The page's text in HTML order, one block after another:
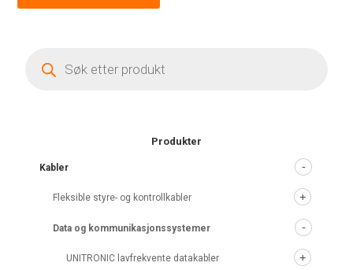
search
Produkter
Kabler
Fleksible styre- og kontrollkabler
Data og kommunikasjonssystemer
UNITRONIC lavfrekvente datakabler